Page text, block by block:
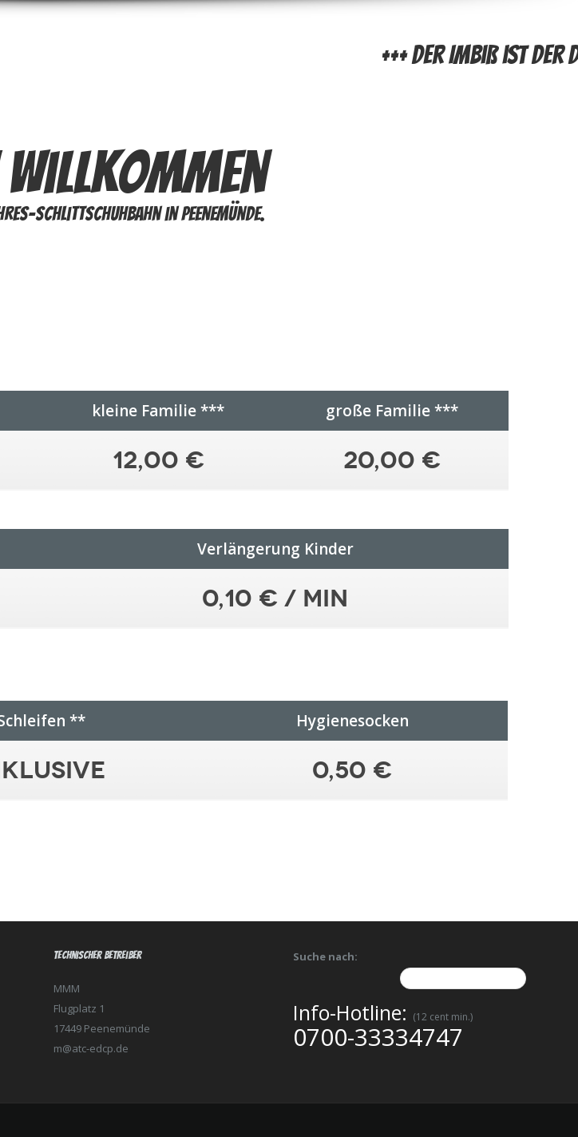
+++ Der Imbiß ist der
Schlittschuhbahn in Peenemünde.
kleine Familie ***
12,00 €
große Familie ***
20,00 €
Verlängerung Kinder
0,10 € / min
** Hygienesocken
0,50 €
Technischer Betreiber
MMM
Flugplatz 1
17449 Peenemünde
m@atc-edcp.de
Suche nach:
Info-Hotline: (12 cent min.)
0700-33334747